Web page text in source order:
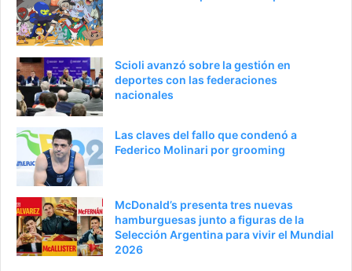
Scioli avanzó sobre la gestión en
deportes con las federaciones
nacionales
Las claves del fallo que condenó a
Federico Molinari por grooming
McDonald’s presenta tres nuevas
hamburguesas junto a figuras de la
Selección Argentina para vivir el Mundial
2026